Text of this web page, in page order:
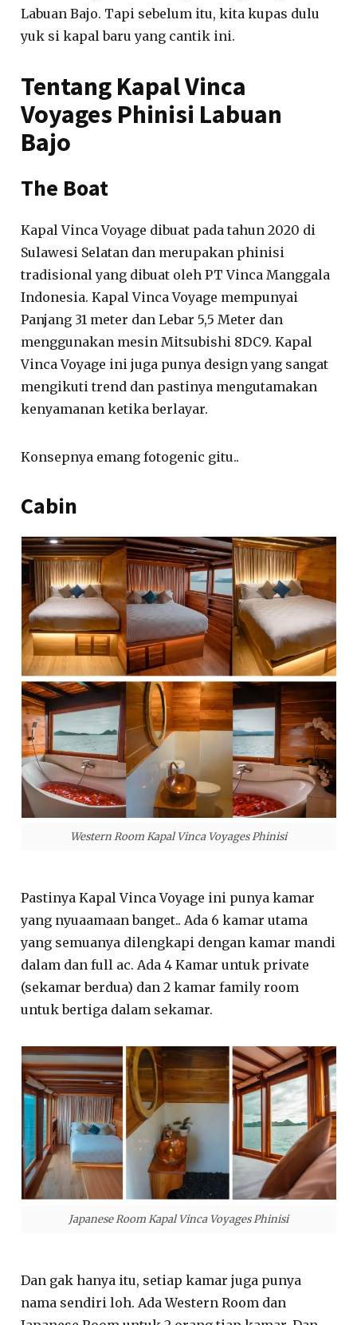
Labuan Bajo. Tapi sebelum itu, kita kupas dulu
yuk si kapal baru yang cantik ini.
Tentang Kapal Vinca
Voyages Phinisi Labuan
Bajo
The Boat
Kapal Vinca Voyage dibuat pada tahun 2020 di
Sulawesi Selatan dan merupakan phinisi
tradisional yang dibuat oleh PT Vinca Manggala
Indonesia. Kapal Vinca Voyage mempunyai
Panjang 31 meter dan Lebar 5,5 Meter dan
menggunakan mesin Mitsubishi 8DC9. Kapal
Vinca Voyage ini juga punya design yang sangat
mengikuti trend dan pastinya mengutamakan
kenyamanan ketika berlayar.
Konsepnya emang fotogenic gitu..
Cabin
Western Room Kapal Vinca Voyages Phinisi
Pastinya Kapal Vinca Voyage ini punya kamar
yang nyuaamaan banget.. Ada 6 kamar utama
yang semuanya dilengkapi dengan kamar mandi
dalam dan full ac. Ada 4 Kamar untuk private
(sekamar berdua) dan 2 kamar family room
untuk bertiga dalam sekamar.
Japanese Room Kapal Vinca Voyages Phinisi
Dan gak hanya itu, setiap kamar juga punya
nama sendiri loh. Ada Western Room dan